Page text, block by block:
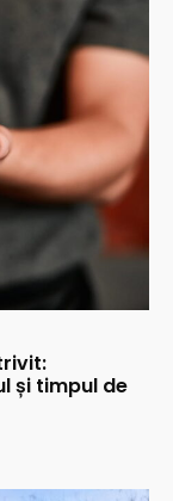
și timpul de